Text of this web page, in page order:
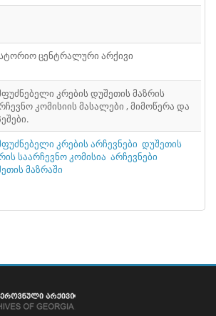
ცენტრალური არქივი
კრების დუშეთის მაზრის
კომისიის მასალები , მიმოწერა და
კრების არჩევნები დუშეთის
საარჩევნო კომისია არჩევნები
მაზრაში